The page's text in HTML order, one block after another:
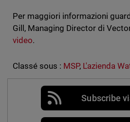
Per maggiori informazioni
Gill, Managing Director di
video.
Classé sous : MSP, L'azienda
Subscribe